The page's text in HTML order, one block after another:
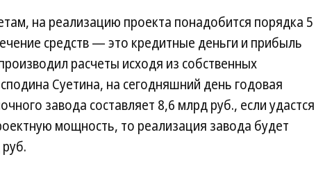
на реализацию проекта понадобится порядка 5
средств — это кредитные деньги и прибыль
расчеты исходя из собственных
Суетина, на сегодняшний день годовая
завода составляет 8,6 млрд руб., если удастся
мощность, то реализация завода будет